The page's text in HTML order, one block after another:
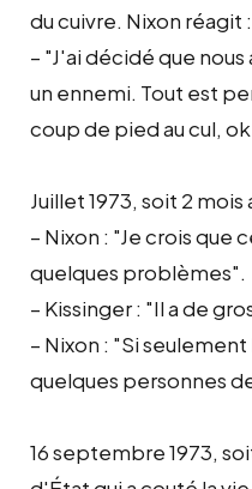
du cuivre. Nixon réagit :
– "J'ai décidé que
un ennemi. Tout est
coup de pied au cul, ok
Juillet 1973, soit 2
– Nixon : "Je crois que
quelques problèmes".
– Kissinger : "Il a de
– Nixon : "Si
quelques personnes
16 septembre 1973,